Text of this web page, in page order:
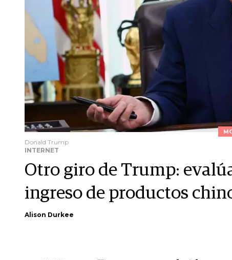
Donald Trump
INTERNET
Otro giro de Trump:
ingreso de productos
Alison Durkee